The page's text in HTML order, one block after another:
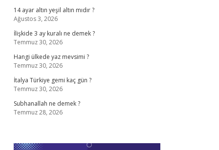
14 ayar altın yeşil altın mıdır ?
Ağustos 3, 2026
İlişkide 3 ay kuralı ne demek ?
Temmuz 30, 2026
Hangi ülkede yaz mevsimi ?
Temmuz 30, 2026
İtalya Türkiye gemi kaç gün ?
Temmuz 30, 2026
Subhanallah ne demek ?
Temmuz 28, 2026